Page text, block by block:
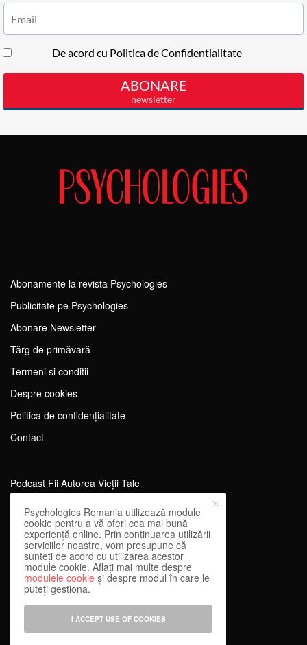
Abonamente la revista Psychologies
Publicitate pe Psychologies
Abonare Newsletter
Tărg de primăvară
Termeni si conditii
Despre cookies
Politica de confidențialitate
Contact
Podcast Fii Autorea Vieții Tale
Evenimente Fii Autoarea Vieții Tale!
SportEdu
Antrenament Mental pentru Sportivi
Learning Network
WEnough
Reward & Engage
Psychologies Romania utilizează module
cookie pentru a vă oferi cea mai bună
experiență online. Prin continuarea utilizării
serviciilor noastre, vom presupune că
sunteți de acord cu utilizarea acestor
module cookie. Aflați mai multe despre
modulele cookie și despre modul în care le
puteți gestiona.
I ACCEPT USE OF COOKIES